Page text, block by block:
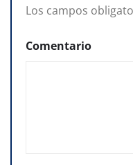
Los campos
Comentario